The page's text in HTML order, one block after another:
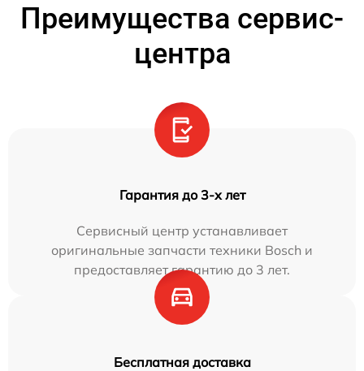
Преимущества сервис-
центра
Гарантия до 3-х лет
Сервисный центр устанавливает
оригинальные запчасти техники Bosch и
предоставляет гарантию до 3 лет.
Бесплатная доставка